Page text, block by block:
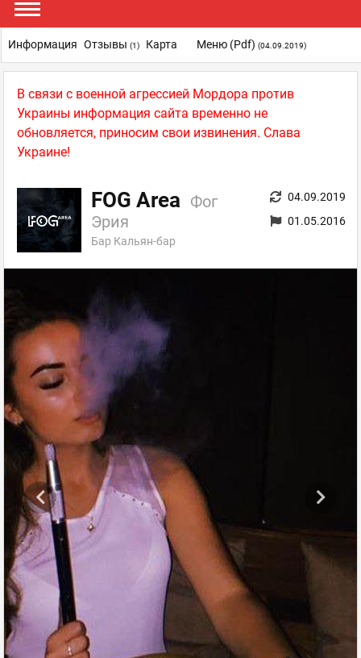
В связи с военной агрессией Мордора против
Украины информация сайта временно не
обновляется, приносим свои извинения. Слава
Украине!
FOG Area Фог
Эрия
Бар Кальян-бар
04.09.2019
01.05.2016
Информация Отзывы (1) Карта Меню (pdf) (04.09.2019)